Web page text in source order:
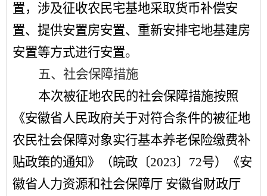
置，涉及征收农民宅基地采取货币补偿安
置、提供安置房安置、重新安排宅地基建房
安置等方式进行安置。
五、社会保障措施
本次被征地农民的社会保障措施按照
《安徽省人民政府关于对符合条件的被征地
农民社会保障对象实行基本养老保险缴费补
贴政策的通知》（皖政〔2023〕 72号）《安
徽省人力资源和社会保障厅 安徽省财政厅